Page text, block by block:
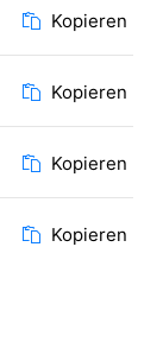
Kopieren
Kopieren
Kopieren
Kopieren